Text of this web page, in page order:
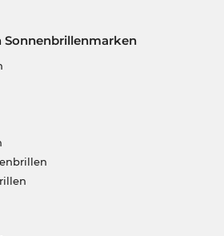
Sonnenbrillenmarken